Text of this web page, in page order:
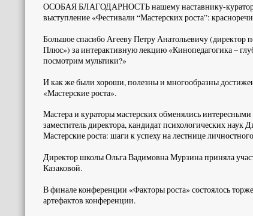
ОСОБАЯ БЛАГОДАРНОСТЬ нашему наставнику-куратору
выступление «Фестивали “Мастерских роста”:
Большое спасибо Агееву Петру Анатольевичу (директор
Плюс») за интерактивную лекцию «Кинопедагогика –
посмотрим мультики?»
И как же были хороши, полезны и многообразны
«Мастерские роста».
Мастера и кураторы мастерских обменялись
заместитель директора, кандидат психологических
Мастерские роста: шаги к успеху на лестнице
Директор школы Ольга Вадимовна Мурзина приняла
Казаковой.
В финале конференции «Факторы роста» состоялось
артефактов конференции.